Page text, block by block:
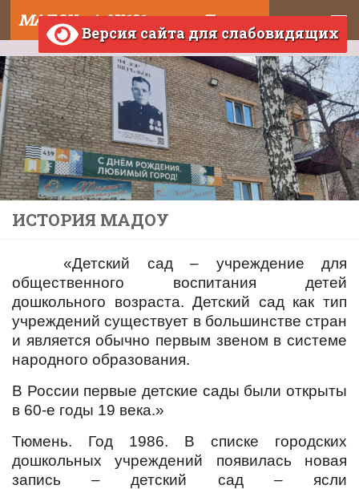
Skip to content МАДОУ д/с №121 города Тюмени
Версия сайта для слабовидящих
ИСТОРИЯ МАДОУ
«Детский сад – учреждение для
общественного воспитания детей
дошкольного возраста. Детский сад как тип
учреждений существует в большинстве стран
и является обычно первым звеном в системе
народного образования.
В России первые детские сады были открыты
в 60-е годы 19 века.»
Тюмень. Год 1986. В списке городских
дошкольных учреждений появилась новая
запись – детский сад – ясли